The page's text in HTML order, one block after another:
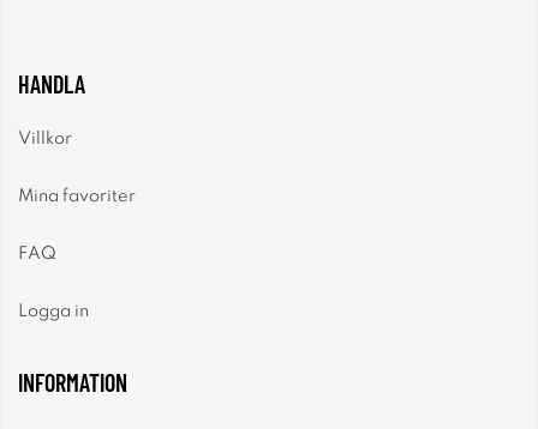
HANDLA
Villkor
Mina favoriter
FAQ
Logga in
INFORMATION